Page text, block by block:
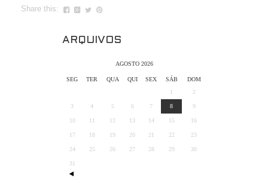
Share this:
ARQUIVOS
AGOSTO 2026
SEG TER QUA QUI SEX SÁB
DOM
1
2
3 4 5 6 7 8 9
10 11 12 13 14 15 16
17 18 19 20 21 22 23
24 25 26 27 28 29 30
31